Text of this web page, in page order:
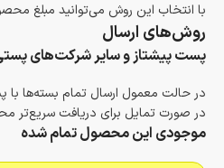
با انتخاب این روش می‌توانید مبلغ
روش‌های ارسال
پست پیشتاز و سایر شرکت‌های
در حالت معمول ارسال تمام بسته‌ها
در صورت تمایل برای دریافت سریع‌تر
موجودی این محصول تمام شده